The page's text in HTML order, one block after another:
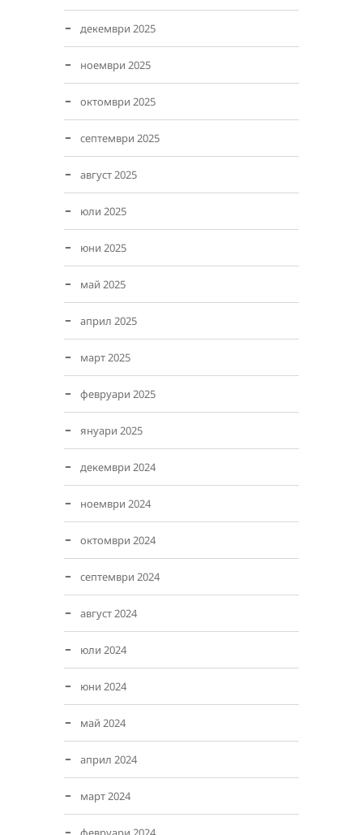
декември 2025
ноември 2025
октомври 2025
септември 2025
август 2025
юли 2025
юни 2025
май 2025
април 2025
март 2025
февруари 2025
януари 2025
декември 2024
ноември 2024
октомври 2024
септември 2024
август 2024
юли 2024
юни 2024
май 2024
април 2024
март 2024